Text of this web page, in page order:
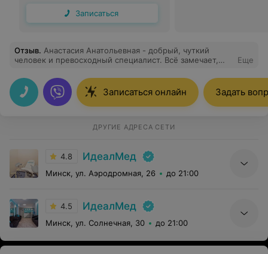
Записаться
Отзыв. Анастасия Анатольевная - добрый, чуткий
человек и превосходный специалист. Всё замечает,
вопроса. Для меня это идеал врача. Спасибо
Еще
Записаться онлайн Задать
ДРУГИЕ АДРЕСА СЕТИ
4.8 ИдеалМед
Минск, ул. Аэродромная, 26 до 21:00
4.5 ИдеалМед
Минск, ул. Солнечная, 30 до 21:00